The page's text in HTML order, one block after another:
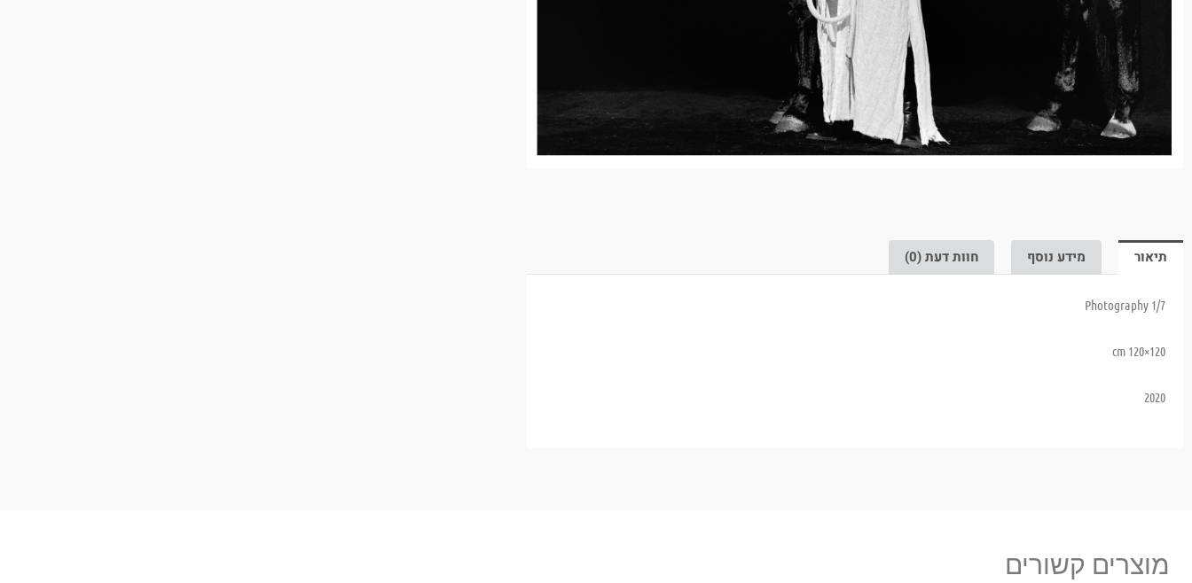
תיאור מידע נוסף חוות דעת (0)
1/7 Photography
120×120 cm
2020
מוצרים קשורים